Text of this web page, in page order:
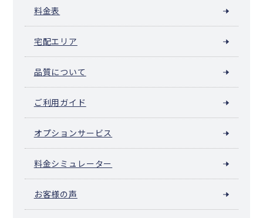
料金表
宅配エリア
品質について
ご利用ガイド
オプションサービス
料金シミュレーター
お客様の声